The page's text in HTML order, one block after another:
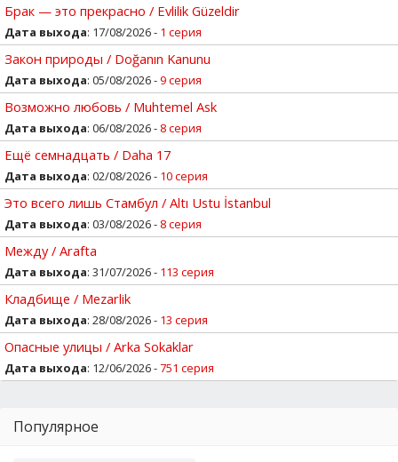
Брак — это прекрасно / Evlilik Güzeldir
Дата выхода: 17/08/2026 - 1 серия
Закон природы / Doğanın Kanunu
Дата выхода: 05/08/2026 -9 серия
Возможно любовь / Muhtemel Ask
Дата выхода: 06/08/2026 - 8 серия
Ещё семнадцать / Daha 17
Дата выхода: 02/08/2026 - 10 серия
Это всего лишь Стамбул / Altı Ustu İstanbul
Дата выхода: 03/08/2026 - 8 серия
Между / Arafta
Дата выхода: 31/07/2026 - 113 серия
Кладбище / Mezarlik
Дата выхода: 28/08/2026 - 13 серия
Опасные улицы / Arka Sokaklar
Дата выхода: 12/06/2026 -751 серия
Популярное